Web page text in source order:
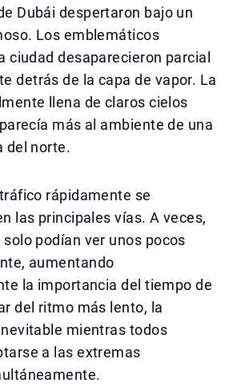
Dubái despertaron bajo un
Los emblemáticos
ciudad desaparecieron parcial
detrás de la capa de vapor. La
llena de claros cielos
más al ambiente de una
del norte.
rápidamente se
las principales vías. A veces,
podían ver unos pocos
aumentando
la importancia del tiempo de
del ritmo más lento, la
mientras todos
a las extremas